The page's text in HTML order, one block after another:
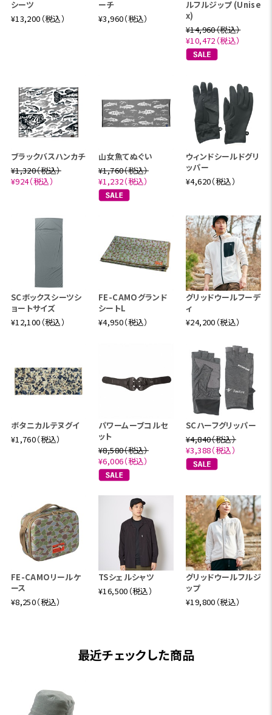
シーツ
¥13,200（税込）
ーチ
¥3,960（税込）
ルフルジップ (Unise
x)
¥14,960（税込）
¥10,472（税込）
ブラックバスハンカチ
¥1,320（税込）
¥924（税込）
山女魚てぬぐい
¥1,760（税込）
¥1,232（税込）
ウィンドシールドグリ
ッパー
¥4,620（税込）
SCボックスシーツシ
ョートサイズ
¥12,100（税込）
FE-CAMOグランド
シートL
¥4,950（税込）
グリッドウールフーデ
ィ
¥24,200（税込）
ボタニカルテヌグイ
¥1,760（税込）
パワームーブコルセ
ット
¥8,580（税込）
¥6,006（税込）
SCハーフグリッパー
¥4,840（税込）
¥3,388（税込）
FE-CAMOリールケ
ース
¥8,250（税込）
TSシェルシャツ
¥16,500（税込）
グリッドウールフルジ
ップ
¥19,800（税込）
最近チェックした商品